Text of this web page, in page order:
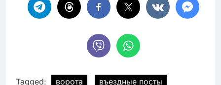
Tagged: ворота въездные посты